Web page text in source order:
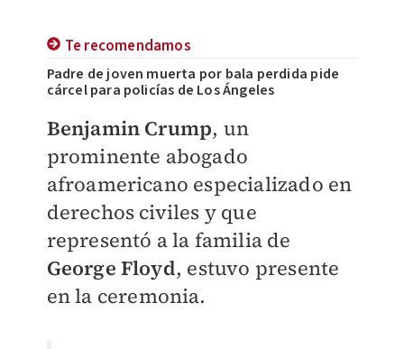
Te recomendamos
Padre de joven muerta por bala perdida pide
cárcel para policías de Los Ángeles
Benjamin Crump, un
prominente abogado
afroamericano especializado en
derechos civiles y que
representó a la familia de
George Floyd, estuvo presente
en la ceremonia.